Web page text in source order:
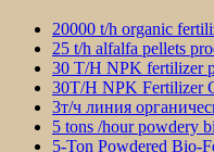
20000 t/h organic
25 t/h alfalfa pellets
30 T/H NPK fertilizer
30T/H NPK Fertilizer
3т/ч линия
5 tons /hour powdery
5-Ton Powdered Bio-